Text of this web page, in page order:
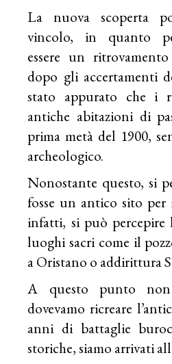
La nuova scoperta
vincolo, in quanto
essere un
dopo gli accertamenti
stato appurato che i
antiche abitazioni di
prima metà del 1900,
archeologico.
Nonostante questo, si
fosse un antico sito per
infatti, si può percepire
luoghi sacri come il
a Oristano o addirittura
A questo punto non
dovevamo ricreare
anni di battaglie
storiche, siamo arrivati